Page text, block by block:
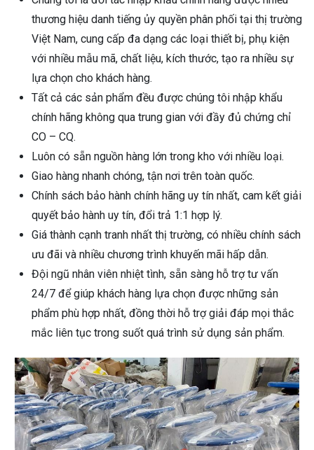
thương hiệu danh tiếng ủy quyền phân phối tại thị trường
Việt Nam, cung cấp đa dạng các loại thiết bị, phụ kiện
với nhiều mẫu mã, chất liệu, kích thước, tạo ra nhiều sự
lựa chọn cho khách hàng.
Tất cả các sản phẩm đều được chúng tôi nhập khẩu
chính hãng không qua trung gian với đầy đủ chứng chỉ
CO – CQ.
Luôn có sẵn nguồn hàng lớn trong kho với nhiều loại.
Giao hàng nhanh chóng, tận nơi trên toàn quốc.
Chính sách bảo hành chính hãng uy tín nhất, cam kết giải
quyết bảo hành uy tín, đổi trả 1:1 hợp lý.
Giá thành cạnh tranh nhất thị trường, có nhiều chính sách
ưu đãi và nhiều chương trình khuyến mãi hấp dẫn.
Đội ngũ nhân viên nhiệt tình, sẵn sàng hỗ trợ tư vấn
24/7 để giúp khách hàng lựa chọn được những sản
phẩm phù hợp nhất, đồng thời hỗ trợ giải đáp mọi thắc
mắc liên tục trong suốt quá trình sử dụng sản phẩm.